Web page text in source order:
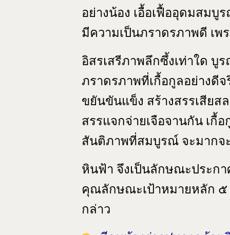
อย่างน้อง เอื้อเฟื้ออุดมสม
มีความเป็นภราดรภาพดี เพ
อิสรเสรีภาพลึกซึ้งเท่าใด บู
ภราดรภาพที่เกื้อกูลอย่างดี
ขยันขันแข็ง สร้างสรรเสียส
สรรแจกจ่ายเจือจานกัน เกื้
สันติภาพที่สมบูรณ์ จะมากจ
หินฟ้า จึงเป็นลักษณะประกา
คุณลักษณะเป้าหมายหลัก ๕
กล่าว